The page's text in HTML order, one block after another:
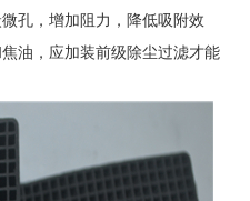
孔，增加阻力，降低吸附效
油，应加装前级除尘过滤才能